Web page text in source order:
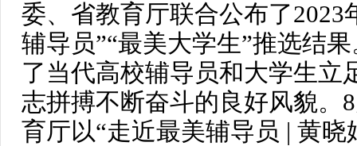
委、省教育厅联合公布了2023
辅导员”“最美大学生”推选结
了当代高校辅导员和大学生立
志拼搏不断奋斗的良好风貌。
育厅以“走近最美辅导员| 黄晓